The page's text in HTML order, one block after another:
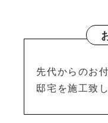
先代からのお
邸宅を施工致